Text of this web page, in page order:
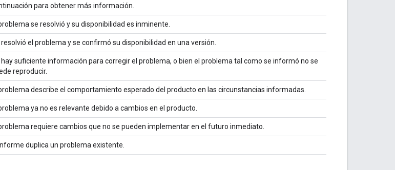
para obtener más información.
se resolvió y su disponibilidad es inminente.
resolvió el problema y se confirmó su disponibilidad en una versión.
hay suficiente información para corregir el problema, o bien el problema tal como se informó no se
reproducir.
describe el comportamiento esperado del producto en las circunstancias informadas.
ya no es relevante debido a cambios en el producto.
requiere cambios que no se pueden implementar en el futuro inmediato.
duplica un problema existente.